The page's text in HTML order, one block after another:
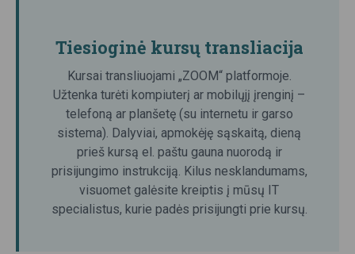
Tiesioginė kursų transliacija
Kursai transliuojami „ZOOM“ platformoje.
Užtenka turėti kompiuterį ar mobilųjį įrenginį –
telefoną ar planšetę (su internetu ir garso
sistema). Dalyviai, apmokėję sąskaitą, dieną
prieš kursą el. paštu gauna nuorodą ir
prisijungimo instrukciją. Kilus nesklandumams,
visuomet galėsite kreiptis į mūsų IT
specialistus, kurie padės prisijungti prie kursų.